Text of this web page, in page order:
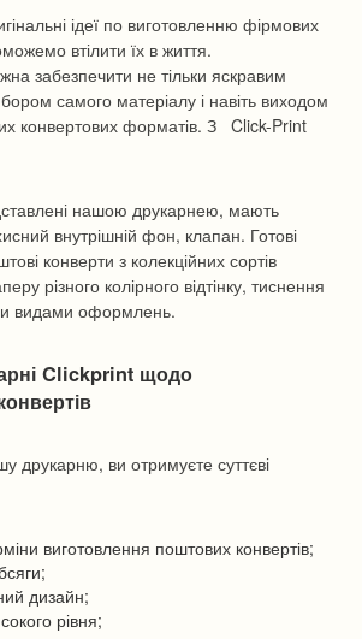
ідеї по виготовленню фірмових
втілити їх в життя.
забезпечити не тільки яскравим
самого матеріалу і навіть виходом
конвертових форматів. З Click-Print
нашою друкарнею, мають
внутрішній фон, клапан. Готові
конверти з колекційних сортів
різного колірного відтінку, тиснення
видами оформлень.
Clickprint щодо
друкарню, ви отримуєте суттєві
виготовлення поштових конвертів;
дизайн;
рівня;